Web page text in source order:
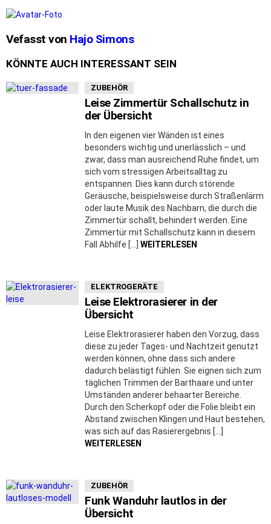
Vefasst von Hajo Simons
KÖNNTE AUCH INTERESSANT SEIN
ZUBEHÖR
Leise Zimmertür Schallschutz in
der Übersicht
In den eigenen vier Wänden ist eines
besonders wichtig und unerlässlich – und
zwar, dass man ausreichend Ruhe findet, um
sich vom stressigen Arbeitsalltag zu
entspannen. Dies kann durch störende
Geräusche, beispielsweise durch Straßenlärm
oder laute Musik des Nachbarn, die durch die
Zimmertür schallt, behindert werden. Eine
Zimmertür mit Schallschutz kann in diesem
Fall Abhilfe […] WEITERLESEN
ELEKTROGERÄTE
Leise Elektrorasierer in der
Übersicht
Leise Elektrorasierer haben den Vorzug, dass
diese zu jeder Tages- und Nachtzeit genutzt
werden können, ohne dass sich andere
dadurch belästigt fühlen. Sie eignen sich zum
täglichen Trimmen der Barthaare und unter
Umständen anderer behaarter Bereiche.
Durch den Scherkopf oder die Folie bleibt ein
Abstand zwischen Klingen und Haut bestehen,
was sich auf das Rasierergebnis […]
WEITERLESEN
ZUBEHÖR
Funk Wanduhr lautlos in der
Übersicht